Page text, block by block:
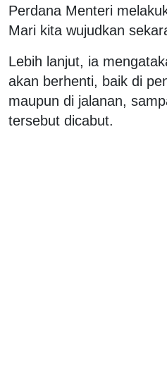
Perdana Menteri
Mari kita wujudkan
Lebih lanjut, ia
akan berhenti, baik di
maupun di jalanan,
tersebut dicabut.